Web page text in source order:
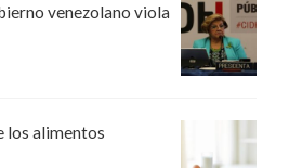
venezolano viola
los alimentos